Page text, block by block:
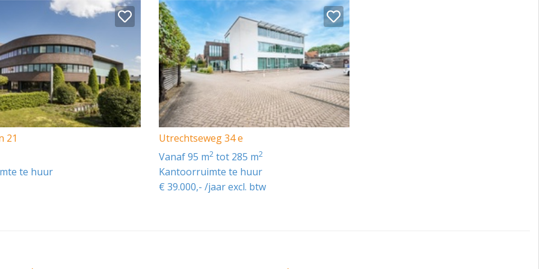
weg. Op de zijgevel, de entree en de hoofdingang kan in overleg
21
te huur
Utrechtseweg 34 e
vanaf 95 m2tot 285 m2
Kantoorruimte te huur
€ 39.000,- /jaar excl. btw